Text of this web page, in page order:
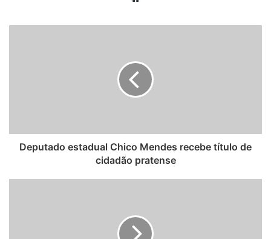
b
Deputado estadual Chico Mendes recebe título de
cidadão pratense